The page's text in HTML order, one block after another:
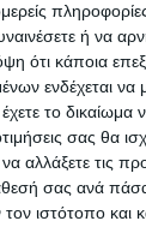
πληροφορίες
ή να
ότι κάποια
ενδέχεται να
το δικαίωμα
σας θα
αλλάξετε τις
σας ανά
ιστότοπο και
και ο
της